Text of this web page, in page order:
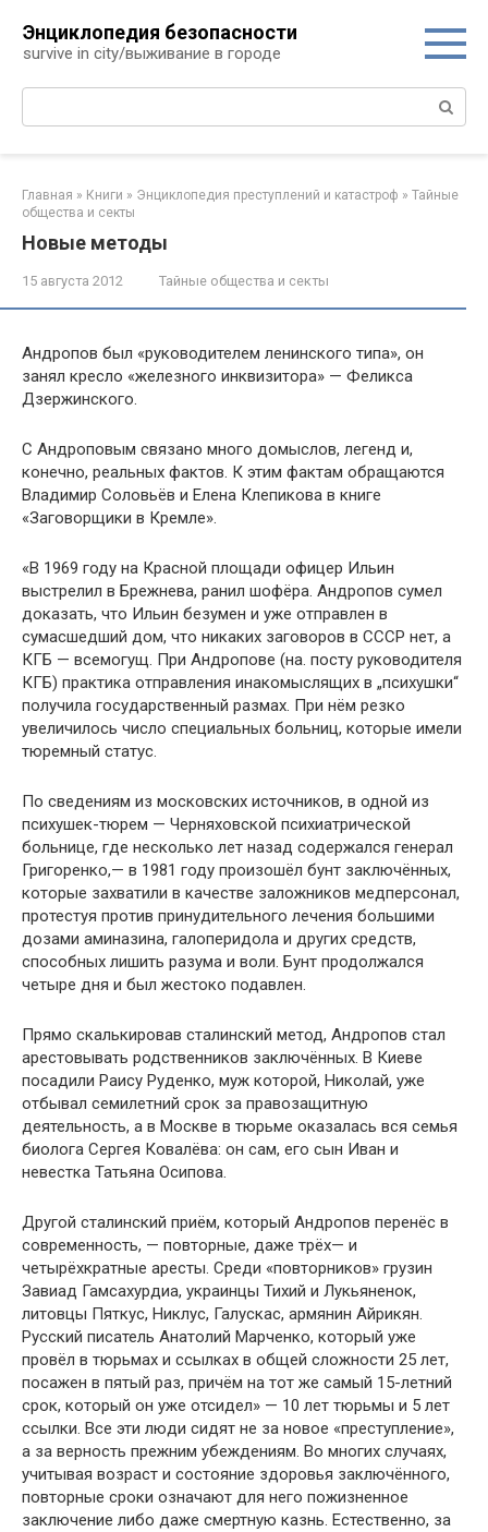
контенту
Энциклопедия безопасности
survive in city/выживание в городе
Поиск:
Главная » Книги » Энциклопедия преступлений и катастроф » Тайные
общества и секты
Новые методы
15 августа 2012 Тайные общества и секты
Андропов был «руководителем ленинского типа», он
занял кресло «железного инквизитора» — Феликса
Дзержинского.
С Андроповым связано много домыслов, легенд и,
конечно, реальных фактов. К этим фактам обращаются
Владимир Соловьёв и Елена Клепикова в книге
«Заговорщики в Кремле».
«В 1969 году на Красной площади офицер Ильин
выстрелил в Брежнева, ранил шофёра. Андропов сумел
доказать, что Ильин безумен и уже отправлен в
сумасшедший дом, что никаких заговоров в СССР нет, а
КГБ — всемогущ. При Андропове (на. посту руководителя
КГБ) практика отправления инакомыслящих в „психушки“
получила государственный размах. При нём резко
увеличилось число специальных больниц, которые имели
тюремный статус.
По сведениям из московских источников, в одной из
психушек-тюрем — Черняховской психиатрической
больнице, где несколько лет назад содержался генерал
Григоренко,— в 1981 году произошёл бунт заключённых,
которые захватили в качестве заложников медперсонал,
протестуя против принудительного лечения большими
дозами аминазина, галоперидола и других средств,
способных лишить разума и воли. Бунт продолжался
четыре дня и был жестоко подавлен.
Прямо скалькировав сталинский метод, Андропов стал
арестовывать родственников заключённых. В Киеве
посадили Раису Руденко, муж которой, Николай, уже
отбывал семилетний срок за правозащитную
деятельность, а в Москве в тюрьме оказалась вся семья
биолога Сергея Ковалёва: он сам, его сын Иван и
невестка Татьяна Осипова.
Другой сталинский приём, который Андропов перенёс в
современность, — повторные, даже трёх— и
четырёхкратные аресты. Среди «повторников» грузин
Завиад Гамсахурдиа, украинцы Тихий и Лукьяненок,
литовцы Пяткус, Никлус, Галускас, армянин Айрикян.
Русский писатель Анатолий Марченко, который уже
провёл в тюрьмах и ссылках в общей сложности 25 лет,
посажен в пятый раз, причём на тот же самый 15-летний
срок, который он уже отсидел» — 10 лет тюрьмы и 5 лет
ссылки. Все эти люди сидят не за новое «преступление»,
а за верность прежним убеждениям. Во многих случаях,
учитывая возраст и состояние здоровья заключённого,
повторные сроки означают для него пожизненное
заключение либо даже смертную казнь. Естественно, за